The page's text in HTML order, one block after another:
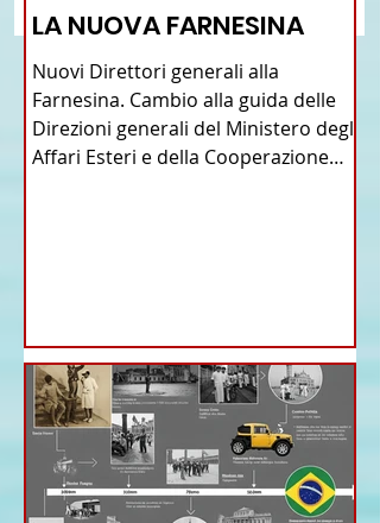
LA NUOVA FARNESINA
Nuovi Direttori generali alla
Farnesina. Cambio alla guida delle
Direzioni generali del Ministero degli
Affari Esteri e della Cooperazione